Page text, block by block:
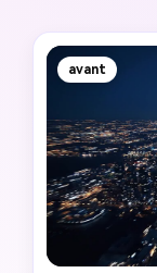
avant